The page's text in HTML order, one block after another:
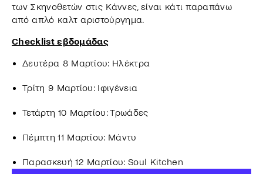
των Σκηνοθετών στις Κάννες, είναι κάτι παραπάνω
από απλό καλτ αριστούργημα.
Checklist εβδομάδας
Δευτέρα 8 Μαρτίου: Ηλέκτρα
Τρίτη 9 Μαρτίου: Ιφιγένεια
Τετάρτη 10 Μαρτίου: Τρωάδες
Πέμπτη 11 Μαρτίου: Μάντυ
Παρασκευή 12 Μαρτίου: Soul Kitchen